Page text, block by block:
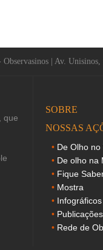
| Av.
, que
SOBRE
NOSSAS
De Olho no
De olho na
Fique
Mostra
Infográficos
Publicações
Rede de